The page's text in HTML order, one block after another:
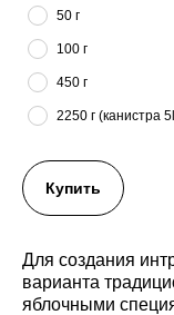
50 г
100 г
450 г
2250 г (канистра
Купить
Для создания
варианта
яблочными